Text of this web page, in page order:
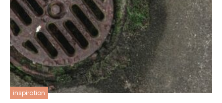
inspiration